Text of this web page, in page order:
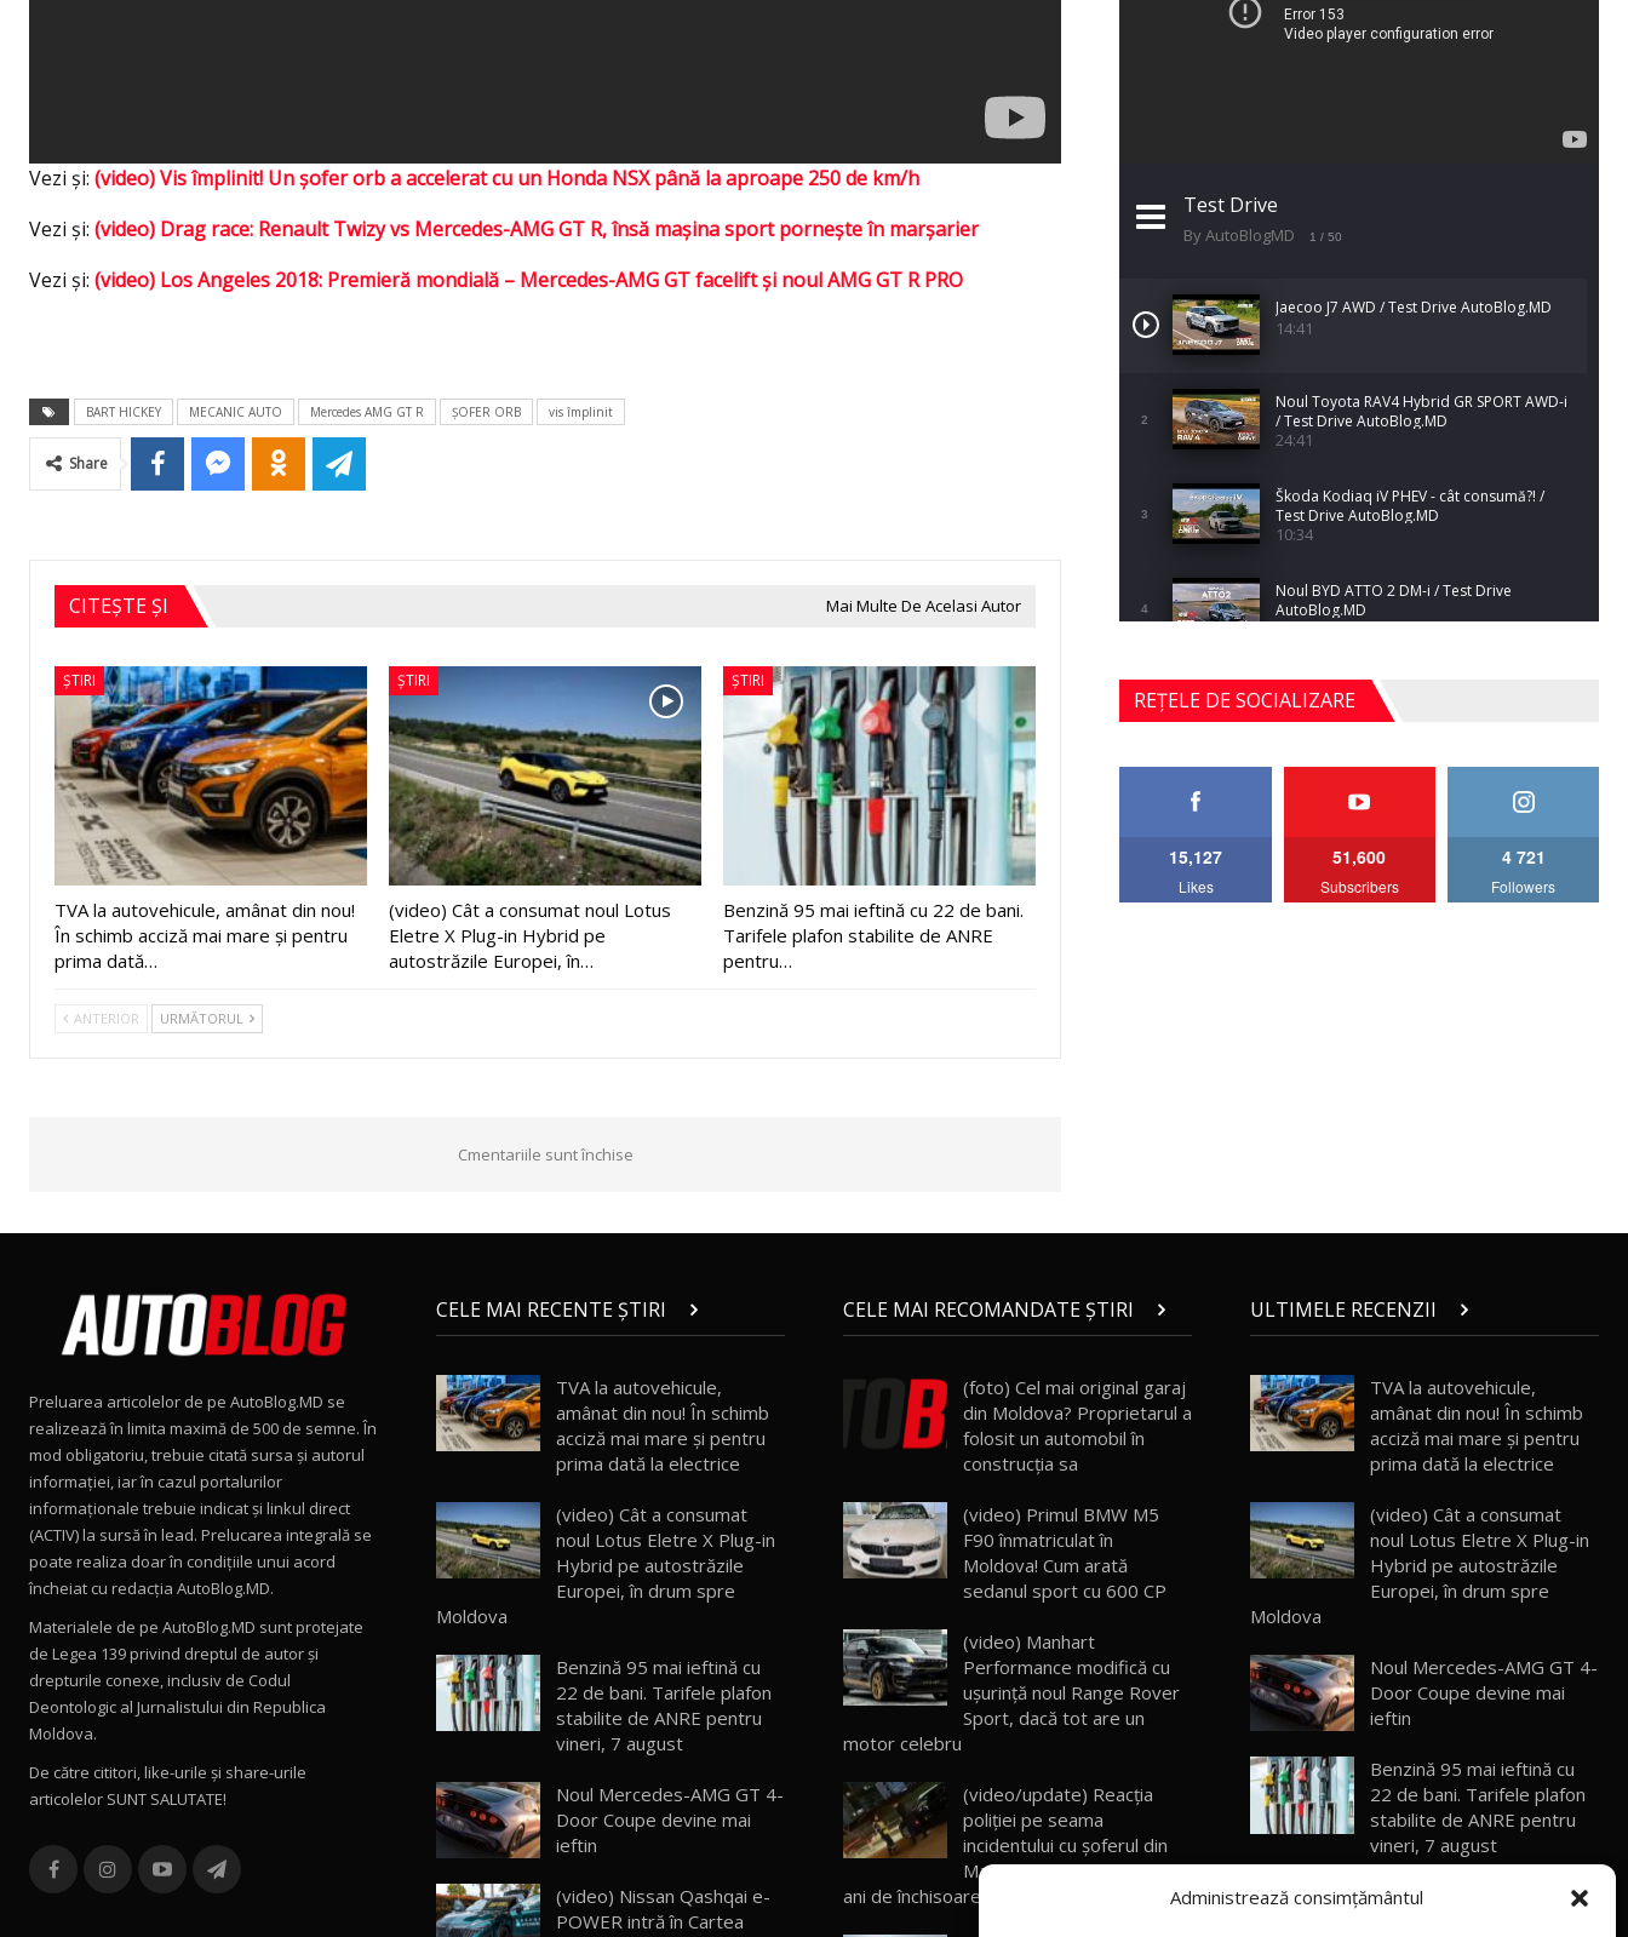
Administrează consimțământul
Vezi şi: (video) Vis împlinit! Un şofer orb a accelerat cu un Honda NSX până la aproape 250 de km/h
Vezi şi: (video) Drag race: Renault Twizy vs Mercedes-AMG GT R, însă maşina sport porneşte în marşarier
Vezi şi: (video) Los Angeles 2018: Premieră mondială – Mercedes-AMG GT facelift şi noul AMG GT R PRO
BART HICKEY MECANIC AUTO Mercedes AMG GT R ŞOFER ORB vis împlinit
Share
CITEȘTE ȘI Mai Multe De Acelasi Autor
ȘTIRI
TVA la autovehicule, amânat din nou!
În schimb acciză mai mare și pentru
prima dată…
ȘTIRI
(video) Cât a consumat noul Lotus
Eletre X Plug-in Hybrid pe
autostrăzile Europei, în…
ȘTIRI
Benzină 95 mai ieftină cu 22 de bani.
Tarifele plafon stabilite de ANRE
pentru…
ANTERIOR URMĂTORUL
Cmentariile sunt închise
Test Drive
By AutoBlogMD 1 / 50
Jaecoo J7 AWD / Test Drive AutoBlog.MD
14:41
2
Noul Toyota RAV4 Hybrid GR SPORT AWD-i
/ Test Drive AutoBlog.MD
24:41
3
Škoda Kodiaq iV PHEV - cât consumă?! /
Test Drive AutoBlog.MD
10:34
4
Noul BYD ATTO 2 DM-i / Test Drive
AutoBlog.MD
5
Noul Mercedes-Benz S-Class facelift (S 580
4MATIC V223) / Test Drive AutoBlog.MD
27:33
AutoBlog.MD
ROX 01: Test drive cu noul SUV chinezesc
care combină aventura cu luxul /
ZEEKR 9X în Moldova: Am condus gigantul
chinez care face lumea să se întoarcă
după el / AutoBlog.MD
17:27
AutoBlog.MD
14:37
Cum merge? Škoda Octavia 4×4 DSG
13:10
17
Lotus Eletre R / Test Drive AutoBlog.MD
20:06
Va fi modelul nr.1 BYD în Moldova? BYD
REȚELE DE SOCIALIZARE
15,127
Likes
51,600
Subscribers
4 721
Followers
Preluarea articolelor de pe AutoBlog.MD se
realizează în limita maximă de 500 de semne. În
mod obligatoriu, trebuie citată sursa și autorul
informației, iar în cazul portalurilor
informaționale trebuie indicat și linkul direct
(ACTIV) la sursă în lead. Prelucarea integrală se
poate realiza doar în condițiile unui acord
încheiat cu redacţia AutoBlog.MD.
Materialele de pe AutoBlog.MD sunt protejate
de Legea 139 privind dreptul de autor și
drepturile conexe, inclusiv de Codul
Deontologic al Jurnalistului din Republica
Moldova.
De către cititori, like-urile şi share-urile
articolelor SUNT SALUTATE!
CELE MAI RECENTE ȘTIRI
TVA la autovehicule,
amânat din nou! În schimb
acciză mai mare și pentru
prima dată la electrice
(video) Cât a consumat
noul Lotus Eletre X Plug-in
Hybrid pe autostrăzile
Europei, în drum spre
Moldova
Benzină 95 mai ieftină cu
22 de bani. Tarifele plafon
stabilite de ANRE pentru
vineri, 7 august
Noul Mercedes-AMG GT 4-
Door Coupe devine mai
ieftin
(video) Nissan Qashqai e-
POWER intră în Cartea
CELE MAI RECOMANDATE ȘTIRI
(foto) Cel mai original garaj
din Moldova? Proprietarul a
folosit un automobil în
construcția sa
(video) Primul BMW M5
F90 înmatriculat în
Moldova! Cum arată
sedanul sport cu 600 CP
(video) Manhart
Performance modifică cu
uşurinţă noul Range Rover
Sport, dacă tot are un
motor celebru
(video/update) Reacţia
poliţiei pe seama
incidentului cu şoferul din
Maserati. Riscă până la doi
ani de închisoare
ULTIMELE RECENZII
TVA la autovehicule,
amânat din nou! În schimb
acciză mai mare și pentru
prima dată la electrice
(video) Cât a consumat
noul Lotus Eletre X Plug-in
Hybrid pe autostrăzile
Europei, în drum spre
Moldova
Noul Mercedes-AMG GT 4-
Door Coupe devine mai
ieftin
Benzină 95 mai ieftină cu
22 de bani. Tarifele plafon
stabilite de ANRE pentru
vineri, 7 august
(video) Premieră mondială: